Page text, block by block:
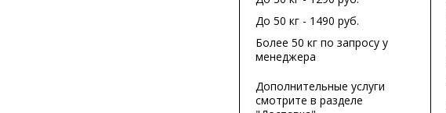
До 50 кг - 1490 руб.
Более 50 кг по запросу у
менеджера
Дополнительные услуги
смотрите в разделе